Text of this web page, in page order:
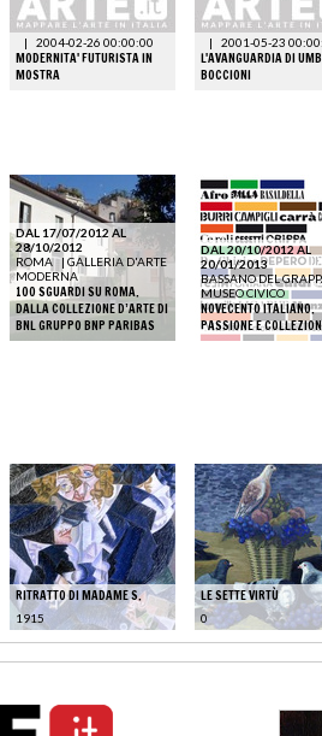
| 2004-02-26 00:00:00
MODERNITA' FUTURISTA IN
MOSTRA
| 2001-05-23
L'AVANGUARDIA DI
BOCCIONI
DAL 17/07/2012 AL
28/10/2012
ROMA | GALLERIA D'ARTE
MODERNA
100 SGUARDI SU ROMA.
DALLA COLLEZIONE D’ARTE DI
BNL GRUPPO BNP PARIBAS
DAL 20/10/2012 AL
20/01/2013
BASSANO DEL
MUSEO CIVICO
NOVECENTO ITALIANO.
PASSIONE E
RITRATTO DI MADAME S.
1915
LE SETTE VIRTÙ
0